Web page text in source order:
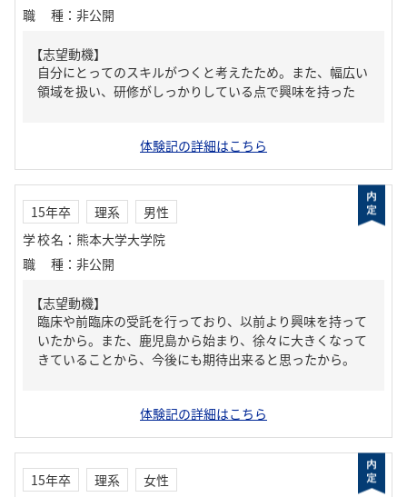
職種 ： 非公開
【志望動機】
自分にとってのスキルがつくと考えたため。また、幅広い
領域を扱い、研修がしっかりしている点で興味を持った
体験記の詳細はこちら
15年卒 理系
男性
学校名 ： 熊本大学大学院
職種 ： 非公開
【志望動機】
臨床や前臨床の受託を行っており、以前より興味を持って
いたから。また、鹿児島から始まり、徐々に大きくなって
きていることから、今後にも期待出来ると思ったから。
体験記の詳細はこちら
15年卒 理系
女性